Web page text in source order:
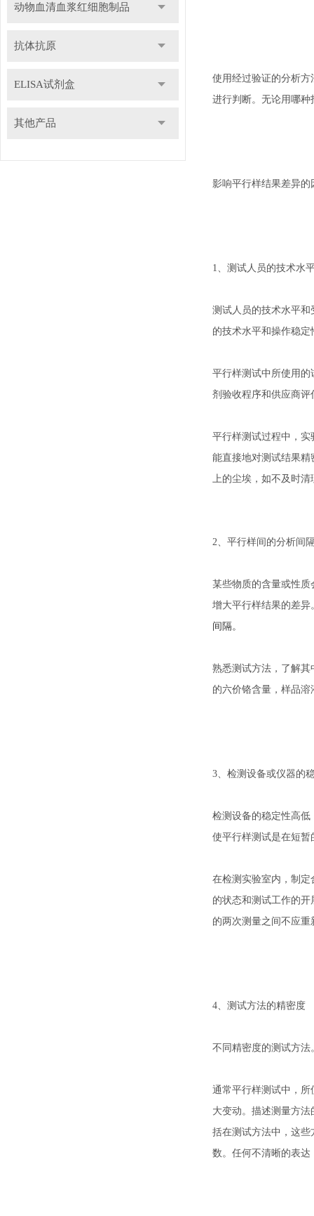
动物血清血浆红细胞制品
抗体抗原
ELISA试剂盒
其他产品
使用经过验证的分析
进行判断。无论用哪
影响平行样结果差异的
1、测试人员的技术水
测试人员的技术水平
的技术水平和操作稳定
平行样测试中所使用
剂验收程序和供应商
平行样测试过程中，
能直接地对测试结果
上的尘埃，如不及时
2、平行样间的分析间
某些物质的含量或性
增大平行样结果的差
间隔。
熟悉测试方法，了解其
的六价铬含量，样品
3、检测设备或仪器的
检测设备的稳定性高
使平行样测试是在短
在检测实验室内，制
的状态和测试工作的
的两次测量之间不应
4、测试方法的精密度
不同精密度的测试方
通常平行样测试中，
大变动。描述测量方
括在测试方法中，这
数。任何不清晰的表